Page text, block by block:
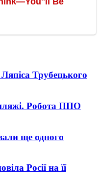
Трубецького
Робота ППО
ще одного
Росії на її